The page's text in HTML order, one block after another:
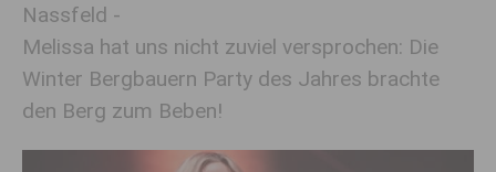
Nassfeld -
Melissa hat uns nicht zuviel versprochen: Die
Winter Bergbauern Party des Jahres brachte
den Berg zum Beben!